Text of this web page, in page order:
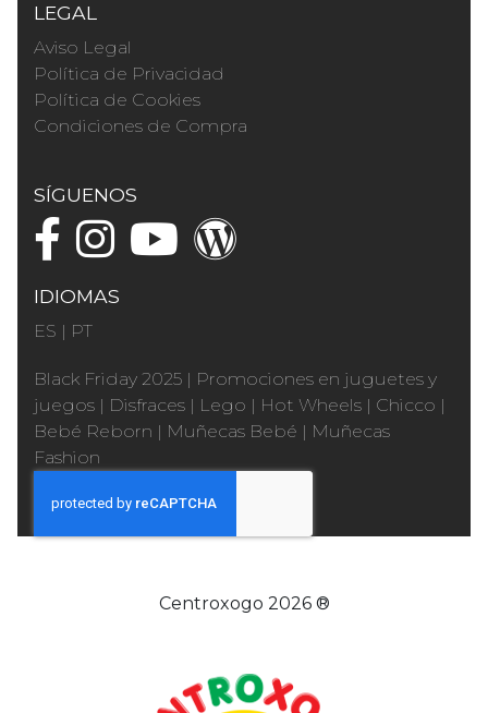
LEGAL
Aviso Legal
Política de Privacidad
Política de Cookies
Condiciones de Compra
SÍGUENOS
IDIOMAS
ES | PT
Black Friday 2025 | Promociones en juguetes y
juegos | Disfraces | Lego | Hot Wheels | Chicco |
Bebé Reborn | Muñecas Bebé | Muñecas
Fashion
Centroxogo 2026 ®